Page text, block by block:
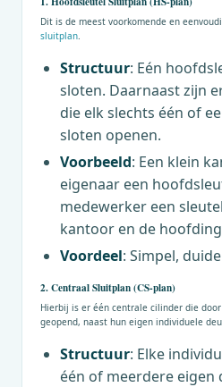
Dit is de meest voorkomende en
sluitplan.
Structuur: Eén
sloten. Daarnaast zijn
die elk slechts één of
sloten openen.
Voorbeeld: Een klein
eigenaar een
medewerker een
kantoor en de
Voordeel: Simpel,
2. Centraal Sluitplan (CS-plan)
Hierbij is er één centrale cilinder die
geopend, naast hun eigen individuele
Structuur: Elke
één of meerdere eigen